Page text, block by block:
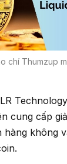
chí Thumzup
cung cấp
hàng không